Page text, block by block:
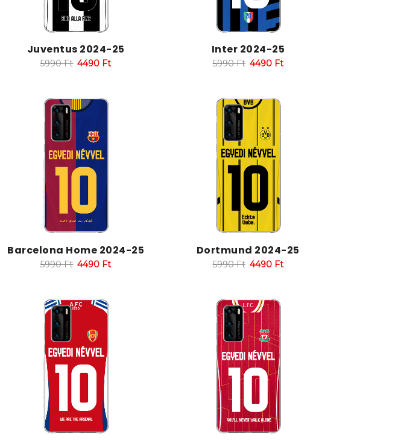
Juventus 2024-25
5990Ft 4490 Ft
Inter 2024-25
5990Ft 4490 Ft
Barcelona Home 2024-25
5990Ft 4490 Ft
Dortmund 2024-25
5990Ft 4490 Ft